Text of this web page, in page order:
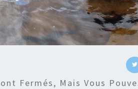
Fermés, Mais Vous